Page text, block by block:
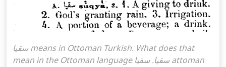
سقيا means in Ottoman Turkish. What does that
mean in the Ottoman language سقيا. سقيا attoman